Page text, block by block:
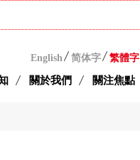
English 简体字 繁體字
關於我們 關注焦點